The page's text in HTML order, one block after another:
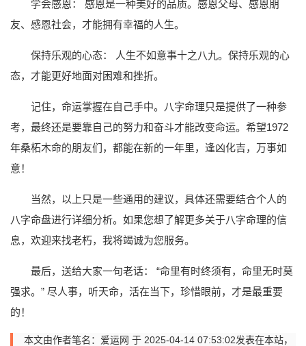
学会感恩： 感恩是一种美好的品质。感恩父母、感恩朋
友、感恩社会，才能拥有幸福的人生。
保持乐观的心态： 人生不如意事十之八九。保持乐观的心
态，才能更好地面对困难和挫折。
记住，命运掌握在自己手中。八字命理只是提供了一种参
考，最终还是要靠自己的努力和奋斗才能改变命运。希望1972
年桑柘木命的朋友们，都能在新的一年里，逢凶化吉，万事如
意！
当然，以上只是一些通用的建议，具体还需要结合个人的
八字命盘进行详细分析。如果您想了解更多关于八字命理的信
息，欢迎来找老朽，我将竭诚为您服务。
最后，送给大家一句老话： “命里有时终须有，命里无时莫
强求。” 尽人事，听天命，活在当下，珍惜眼前，才是最重要
的！
本文由作者笔名：爱运网 于 2025-04-14 07:53:02发表在本站，